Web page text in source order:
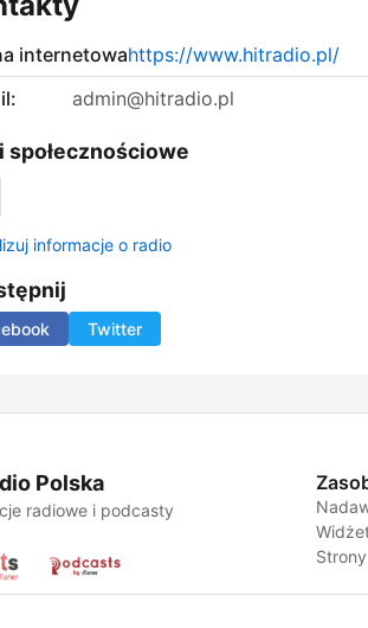
internetowahttps://www.hitradio.pl/
admin@hitradio.pl
społecznościowe
informacje o radio
Twitter
Polska
radiowe i podcasty